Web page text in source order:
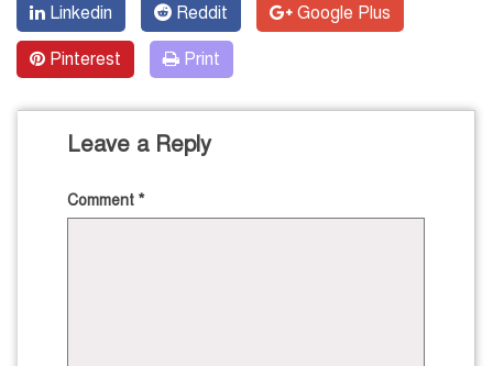
Linkedin Reddit Google Plus
Pinterest Print
Leave a Reply
Comment *